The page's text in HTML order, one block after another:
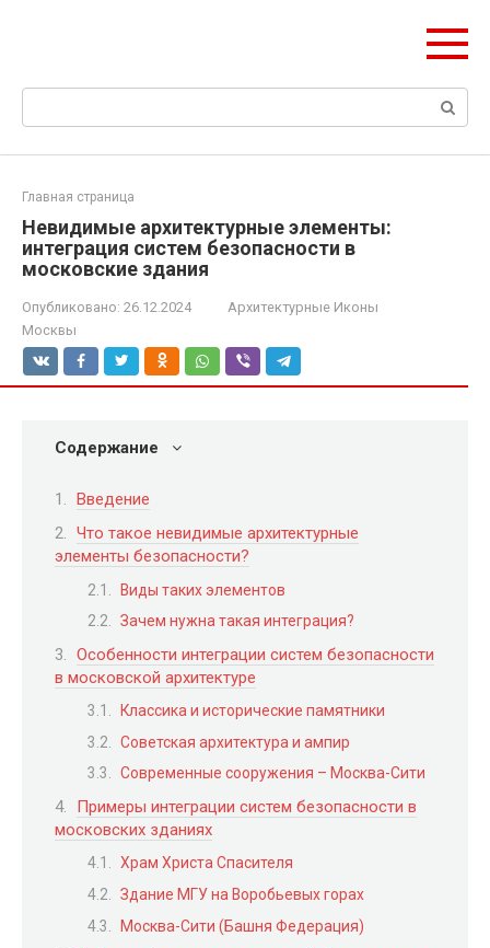
Поиск:
Главная страница
Невидимые архитектурные элементы:
интеграция систем безопасности в
московские здания
Опубликовано: 26.12.2024
Архитектурные Иконы
Москвы
Содержание
Введение
Что такое невидимые архитектурные
элементы безопасности?
Виды таких элементов
Зачем нужна такая интеграция?
Особенности интеграции систем безопасности
в московской архитектуре
Классика и исторические памятники
Советская архитектура и ампир
Современные сооружения – Москва-Сити
Примеры интеграции систем безопасности в
московских зданиях
Храм Христа Спасителя
Здание МГУ на Воробьевых горах
Москва-Сити (Башня Федерация)